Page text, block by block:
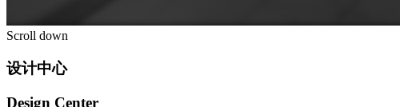
Scroll down
设计中心
Design Center